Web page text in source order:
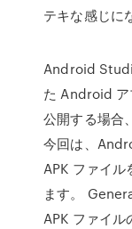
テキな感じに
Android
た Android ア
公開する場合
今回は、
APK ファイル
ます。
APK ファイ